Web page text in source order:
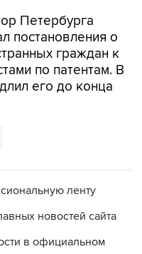
Петербурга
постановления о
граждан к
по патентам. В
его до конца
ленту
новостей сайта
в официальном